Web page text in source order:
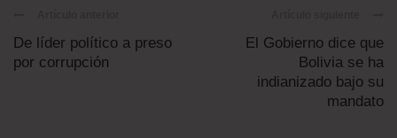
De líder político a preso
por corrupción
El Gobierno dice que
Bolivia se ha
indianizado bajo su
mandato